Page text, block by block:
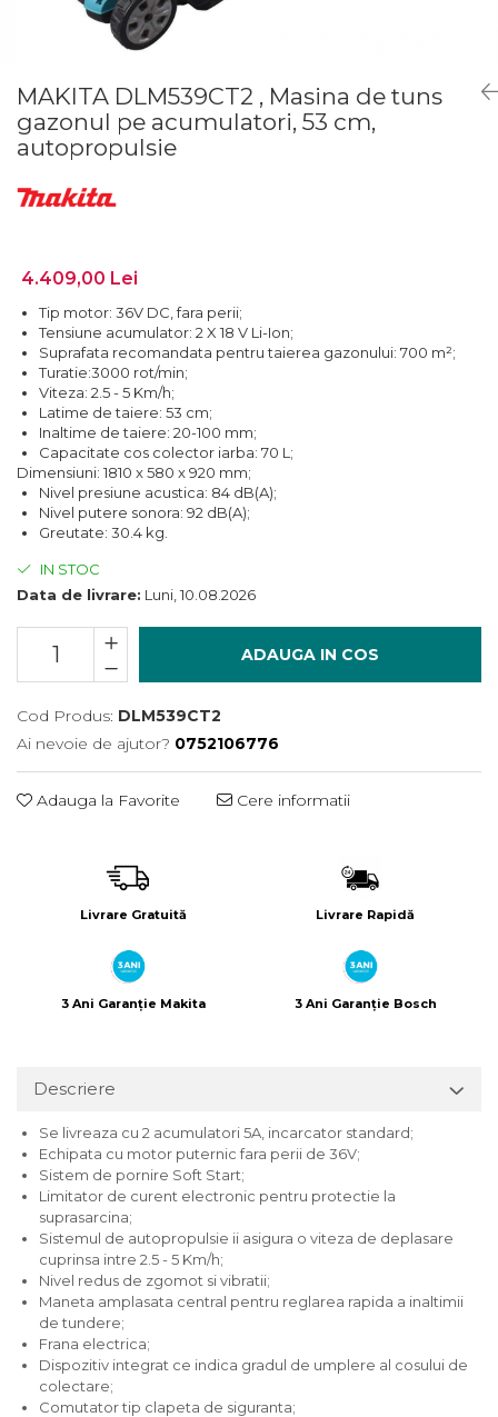
Mașini de Găurit și Înșurubat
Mașini de Tuns Gazon
Mașini de Înșurubat cu Impact
Mașini Multifuncționale
Pulverizatoare
Rindele
Suflante
Trimmere
Vibratoare Beton
Încărcătoare
GARDURI ELECTRICE
Mașini de Frezat Caneluri
Mașini de Frezat Nuturi
Mașini de Găurit cu Percuție
Mașini de Tuns Gard Viu
Mașini de Tăiat BCA
Mașini de Înșurubat cu Impuls
Mașini de Înșurubat Electrice
Mașini de Înșurubat pentru Gips
Carton
Multicutter
Polizoare de Banc
Polizoare Drepte
Polizoare Unghiulare
Suflante
Suflante cu Aer Cald
Șlefuitoare
Tăiere cu Ferăstraie Sabie
Tăiere cu Ferăstraie Verticale
Tăiere, Degroşare şi Periere
Tăiere, Șlefuire şi Găurire cu
Diamant
Unelte Manuale
Șlefuire și Lustruire
Suflante de Grădină
Tocătoare de Frunze și Crengi
Trimmere
MAKITA DLM539CT2 , Masina de tuns
gazonul pe acumulatori, 53 cm,
autopropulsie
4.409,00 Lei
Tip motor: 36V DC, fara perii;
Tensiune acumulator: 2 X 18 V Li-Ion;
Suprafata recomandata pentru taierea gazonului: 700 m²;
Turatie:3000 rot/min;
Viteza: 2.5 - 5 Km/h;
Latime de taiere: 53 cm;
Inaltime de taiere: 20-100 mm;
Capacitate cos colector iarba: 70 L;
Dimensiuni: 1810 x 580 x 920 mm;
Nivel presiune acustica: 84 dB(A);
Nivel putere sonora: 92 dB(A);
Greutate: 30.4 kg.
IN STOC
Data de livrare: Luni, 10.08.2026
ADAUGA IN COS
Cod Produs: DLM539CT2
Ai nevoie de ajutor? 0752106776
Adauga la Favorite Cere informatii
Livrare Gratuită Livrare Rapidă
3 Ani Garanție Makita 3 Ani Garanție Bosch
Descriere
Se livreaza cu 2 acumulatori 5A, incarcator standard;
Echipata cu motor puternic fara perii de 36V;
Sistem de pornire Soft Start;
Limitator de curent electronic pentru protectie la
suprasarcina;
Sistemul de autopropulsie ii asigura o viteza de deplasare
cuprinsa intre 2.5 - 5 Km/h;
Nivel redus de zgomot si vibratii;
Maneta amplasata central pentru reglarea rapida a inaltimii
de tundere;
Frana electrica;
Dispozitiv integrat ce indica gradul de umplere al cosului de
colectare;
Comutator tip clapeta de siguranta;